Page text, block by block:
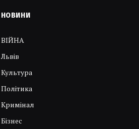
НОВИНИ
ВІЙНА
Львів
Культура
Політика
Кримінал
Бізнес